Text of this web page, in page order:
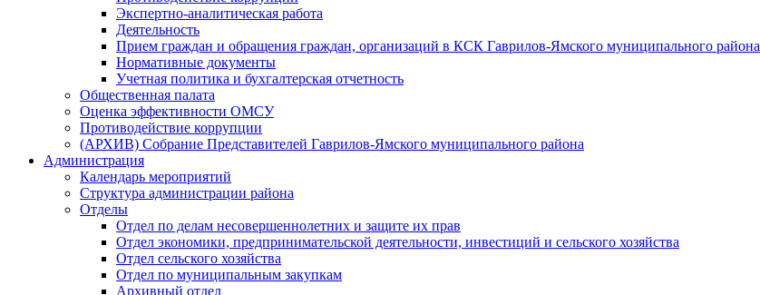
Экспертно-аналитическая работа
Деятельность
Прием граждан и обращения граждан, организаций в КСК Гаврилов-Ямского муниципального района
Нормативные документы
Учетная политика и бухгалтерская отчетность
Общественная палата
Оценка эффективности ОМСУ
Противодействие коррупции
(АРХИВ) Собрание Представителей Гаврилов-Ямского муниципального района
Администрация
Календарь мероприятий
Структура администрации района
Отделы
Отдел по делам несовершеннолетних и защите их прав
Отдел экономики, предпринимательской деятельности, инвестиций и сельского хозяйства
Отдел сельского хозяйства
Отдел по муниципальным закупкам
Архивный отдел